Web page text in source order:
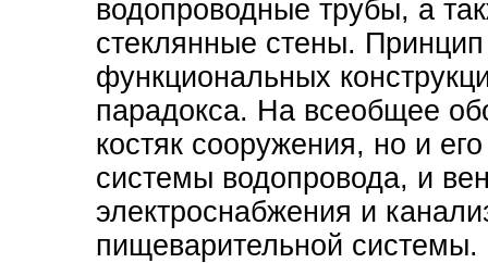
водопроводные трубы, а
стеклянные стены.
функциональных
парадокса. На всеобщее
костяк сооружения, но и
системы водопровода, и
электроснабжения и
пищеварительной системы.